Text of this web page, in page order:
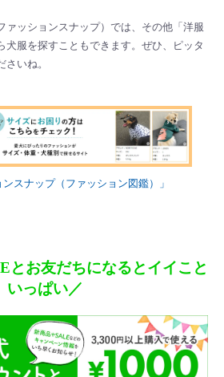
ァッションスナップ）では、その他「洋服
犬服を探すこともできます。ぜひ、ピッタ
さいね。
ンスナップ（ファッション図鑑）」
とお友だちになるとイイこと
いっぱい／